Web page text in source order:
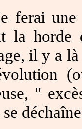
ferai une
la
il y a
"
se